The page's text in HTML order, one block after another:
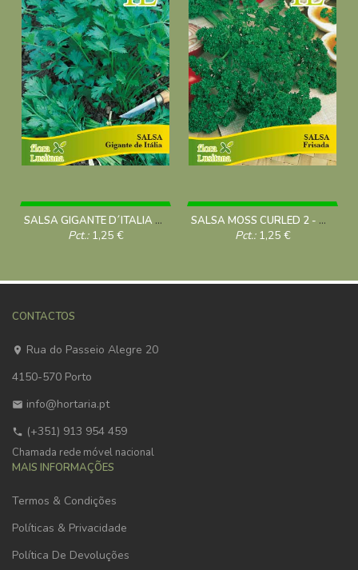
SALSA GIGANTE D´ITALIA 10g
Pct.: 1,25 €
SALSA MOSS CURLED 2 - 10g
Pct.: 1,25 €
CONTACTOS
Rua do Passeio Alegre 20
4150-570 Porto
info@hortaria.pt
(+351) 913 954 459
Chamada rede móvel nacional
MAIS INFORMAÇÕES
Termos & Condições
Políticas & Privacidade
Política De Devoluções